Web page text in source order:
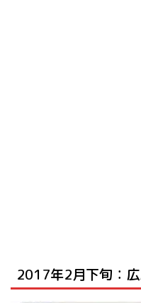
2017年2月下旬：